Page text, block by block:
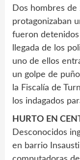
Dos hombres de
protagonizaban
fueron
llegada de los
uno de ellos
un golpe de
la Fiscalía de
los indagados
HURTO EN
Desconocidos
en barrio